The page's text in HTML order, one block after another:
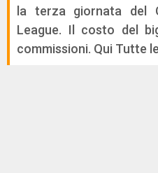
la terza giornata del
League. Il costo del
commissioni. Qui Tutte